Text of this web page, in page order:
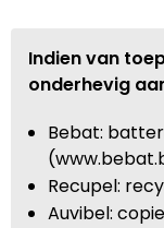
Indien van
onderhevig
Bebat:
Recupel:
Auvibel: